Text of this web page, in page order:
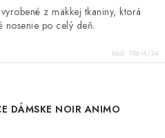
z mäkkej tkaniny, ktorá
nosenie po celý deň.
Kód: 10614/34
DÁMSKE NOIR ANIMO